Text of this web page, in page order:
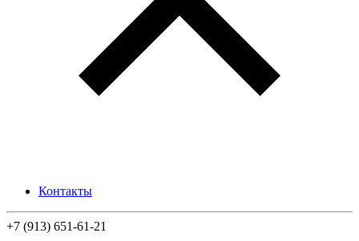
Контакты
+7 (913) 651-61-21